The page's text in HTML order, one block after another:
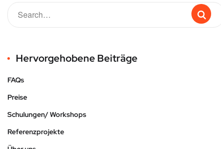
Hervorgehobene Beiträge
FAQs
Preise
Schulungen/ Workshops
Referenzprojekte